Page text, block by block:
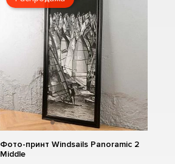
Фото-принт Windsails Panoramic 2
Middle